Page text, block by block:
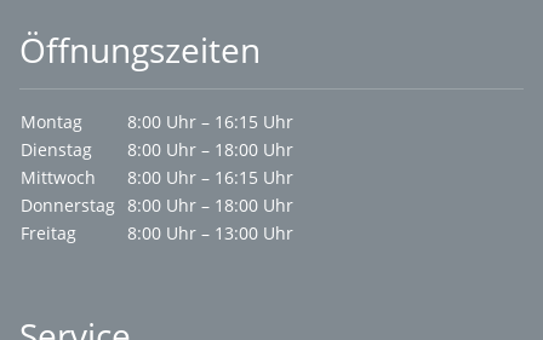
Öffnungszeiten
Montag
8:00 Uhr – 16:15 Uhr
Dienstag
8:00 Uhr – 18:00 Uhr
Mittwoch
8:00 Uhr – 16:15 Uhr
Donnerstag 8:00 Uhr – 18:00 Uhr
Freitag
8:00 Uhr – 13:00 Uhr